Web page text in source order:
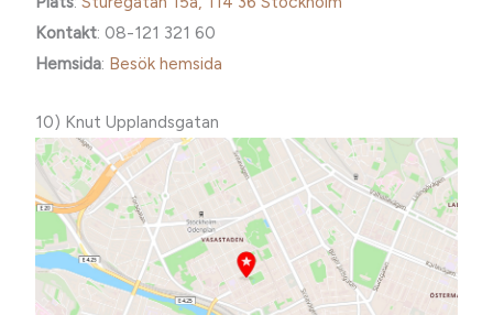
Kontakt: 08-121 321 60
Hemsida: Besök hemsida
10) Knut Upplandsgatan